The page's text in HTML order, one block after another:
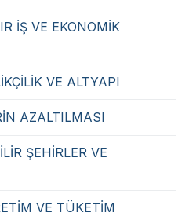
İŞ VE EKONOMİK
VE ALTYAPI
AZALTILMASI
ŞEHİRLER VE
VE TÜKETİM